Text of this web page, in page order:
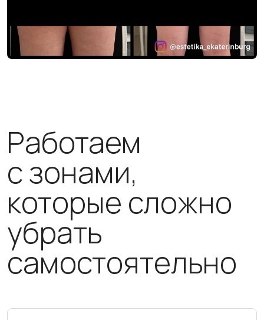
Работаем
с зонами,
которые сложно
убрать
самостоятельно